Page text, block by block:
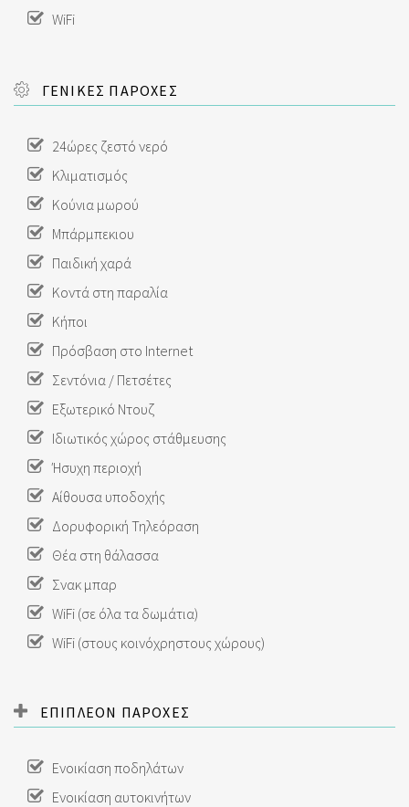
WiFi
ΓΕΝΙΚΕΣ ΠΑΡΟΧΕΣ
24ώρες ζεστό νερό
Κλιματισμός
Κούνια μωρού
Μπάρμπεκιου
Παιδική χαρά
Κοντά στη παραλία
Κήποι
Πρόσβαση στο Internet
Σεντόνια / Πετσέτες
Εξωτερικό Ντουζ
Ιδιωτικός χώρος στάθμευσης
Ήσυχη περιοχή
Αίθουσα υποδοχής
Δορυφορική Τηλεόραση
Θέα στη θάλασσα
Σνακ μπαρ
WiFi (σε όλα τα δωμάτια)
WiFi (στους κοινόχρηστους χώρους)
ΕΠΙΠΛΕΟΝ ΠΑΡΟΧΕΣ
Ενοικίαση ποδηλάτων
Ενοικίαση αυτοκινήτων